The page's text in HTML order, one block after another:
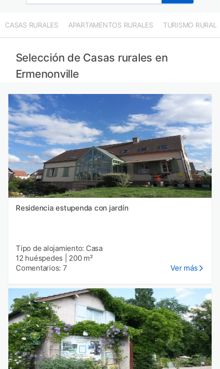
CASAS RURALES APARTAMENTOS RURALES TURISMO RURAL
Selección de Casas rurales en
Ermenonville
Residencia estupenda con jardín
Tipo de alojamiento: Casa
12 huéspedes
200 m²
Comentarios: 7
Ver más